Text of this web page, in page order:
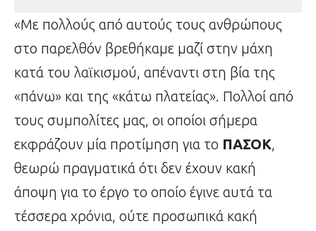
«Με πολλούς από αυτούς τους ανθρώπους
στο παρελθόν βρεθήκαμε μαζί στην μάχη
κατά του λαϊκισμού, απέναντι στη βία της
«πάνω» και της «κάτω πλατείας». Πολλοί από
τους συμπολίτες μας, οι οποίοι σήμερα
εκφράζουν μία προτίμηση για το ΠΑΣΟΚ,
θεωρώ πραγματικά ότι δεν έχουν κακή
άποψη για το έργο το οποίο έγινε αυτά τα
τέσσερα χρόνια, ούτε προσωπικά κακή